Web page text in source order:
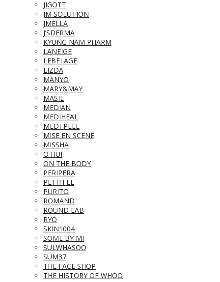
JIGOTT
JM SOLUTION
JMELLA
J’SDERMA
KYUNG NAM PHARM
LANEIGE
LEBELAGE
LIZDA
MANYO
MARY&MAY
MASIL
MEDIAN
MEDIHEAL
MEDI-PEEL
MISE EN SCENE
MISSHA
O HUI
ON THE BODY
PERIPERA
PETITFEE
PURITO
ROMAND
ROUND LAB
RYO
SKIN1004
SOME BY MI
SULWHASOO
SUM37
THE FACE SHOP
THE HISTORY OF WHOO